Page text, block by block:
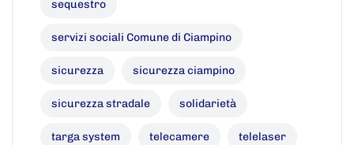
sequestro
servizi sociali Comune di Ciampino
sicurezza sicurezza ciampino
sicurezza stradale solidarietà
targa system telecamere telelaser